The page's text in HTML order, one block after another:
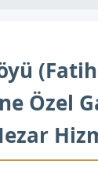
Özel